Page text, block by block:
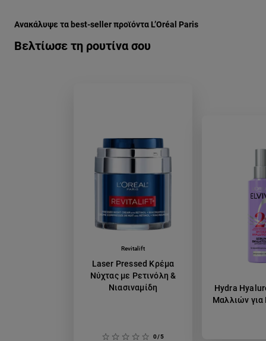
Βελτίωσε τη ρουτίνα σου
Ανακάλυψε τα best-seller προϊόντα L’Oréal Paris
Revitalift
Laser Pressed Κρέμα
Νύχτας με Ρετινόλη &
Νιασιναμίδη
0/5
Hydra
Μαλλιών